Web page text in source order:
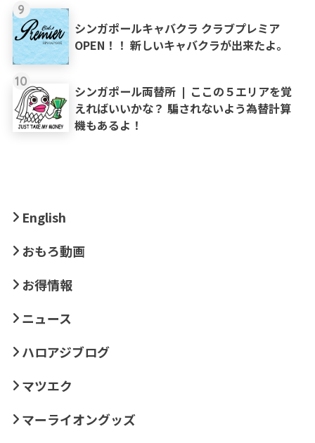
9
シンガポールキャバクラ クラブプレミア
OPEN！！ 新しいキャバクラが出来たよ。
10
シンガポール両替所 ❘ ここの５エリアを覚
えればいいかな？ 騙されないよう為替計算
機もあるよ！
English
おもろ動画
お得情報
ニュース
ハロアジブログ
マツエク
マーライオングッズ